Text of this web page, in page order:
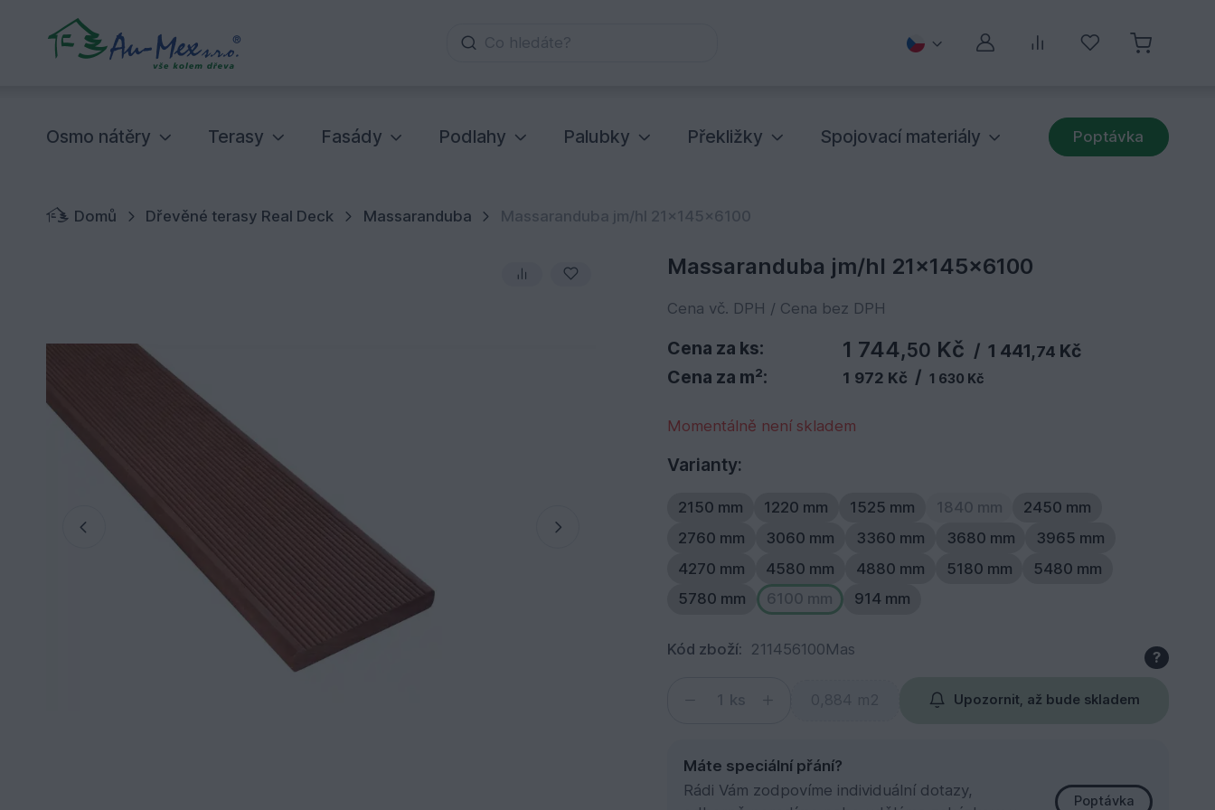
Co hledáte? Můj účetPorovnávání
Oblíbené
Osmo nátěry Terasy Fasády Podlahy Palubky Překližky Spojovací materiály Poptávka
Domů Dřevěné terasy Real Deck Massaranduba Massaranduba jm/hl 21x145x6100
Massaranduba jm/hl 21x145x6100
Cena vč. DPH / Cena bez DPH
Cena za ks: 1 744,50 Kč / 1 441,74 Kč
Cena za m²:
1 972 Kč / 1 630 Kč
Momentálně není skladem
Varianty:
2150 mm 1220 mm 1525 mm 1840 mm
2450 mm
2760 mm
3060 mm 3360 mm 3680 mm
3965 mm
4270 mm
4580 mm 4880 mm 5180 mm
5480 mm
5780 mm
6100 mm 914 mm
Kód zboží: 211456100Mas ?
ks Upozornit, až bude skladem
Máte speciální přání?
Rádi Vám zodpovíme individuální dotazy,
Poptávka